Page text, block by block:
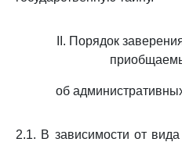
II. Порядок
об
2.1. В зависимости от